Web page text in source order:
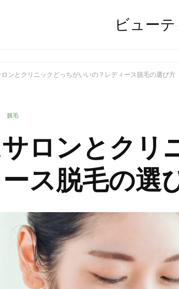
ビュー
ロンとクリニックどっちがいいの？レディース脱毛の選び方
脱毛
ロンとクリ
ス脱毛の選